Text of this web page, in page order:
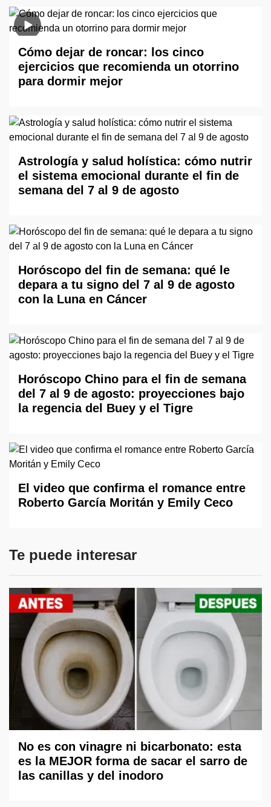
Cómo dejar de roncar: los cinco
ejercicios que recomienda un otorrino
para dormir mejor
Astrología y salud holística: cómo nutrir
el sistema emocional durante el fin de
semana del 7 al 9 de agosto
Horóscopo del fin de semana: qué le
depara a tu signo del 7 al 9 de agosto
con la Luna en Cáncer
Horóscopo Chino para el fin de semana
del 7 al 9 de agosto: proyecciones bajo
la regencia del Buey y el Tigre
El video que confirma el romance entre
Roberto García Moritán y Emily Ceco
Te puede interesar
No es con vinagre ni bicarbonato: esta
es la MEJOR forma de sacar el sarro de
las canillas y del inodoro